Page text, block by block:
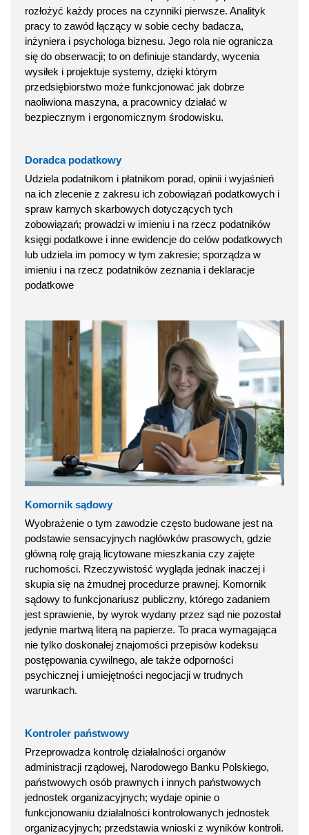
rozłożyć każdy proces na czynniki pierwsze. Analityk
pracy to zawód łączący w sobie cechy badacza,
inżyniera i psychologa biznesu. Jego rola nie ogranicza
się do obserwacji; to on definiuje standardy, wycenia
wysiłek i projektuje systemy, dzięki którym
przedsiębiorstwo może funkcjonować jak dobrze
naoliwiona maszyna, a pracownicy działać w
bezpiecznym i ergonomicznym środowisku.
Doradca podatkowy
Udziela podatnikom i płatnikom porad, opinii i wyjaśnień
na ich zlecenie z zakresu ich zobowiązań podatkowych i
spraw karnych skarbowych dotyczących tych
zobowiązań; prowadzi w imieniu i na rzecz podatników
księgi podatkowe i inne ewidencje do celów podatkowych
lub udziela im pomocy w tym zakresie; sporządza w
imieniu i na rzecz podatników zeznania i deklaracje
podatkowe
Komornik sądowy
Wyobrażenie o tym zawodzie często budowane jest na
podstawie sensacyjnych nagłówków prasowych, gdzie
główną rolę grają licytowane mieszkania czy zajęte
ruchomości. Rzeczywistość wygląda jednak inaczej i
skupia się na żmudnej procedurze prawnej. Komornik
sądowy to funkcjonariusz publiczny, którego zadaniem
jest sprawienie, by wyrok wydany przez sąd nie pozostał
jedynie martwą literą na papierze. To praca wymagająca
nie tylko doskonałej znajomości przepisów kodeksu
postępowania cywilnego, ale także odporności
psychicznej i umiejętności negocjacji w trudnych
warunkach.
Kontroler państwowy
Przeprowadza kontrolę działalności organów
administracji rządowej, Narodowego Banku Polskiego,
państwowych osób prawnych i innych państwowych
jednostek organizacyjnych; wydaje opinie o
funkcjonowaniu działalności kontrolowanych jednostek
organizacyjnych; przedstawia wnioski z wyników kontroli.